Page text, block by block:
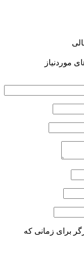
موردنیاز
برای زمانی که